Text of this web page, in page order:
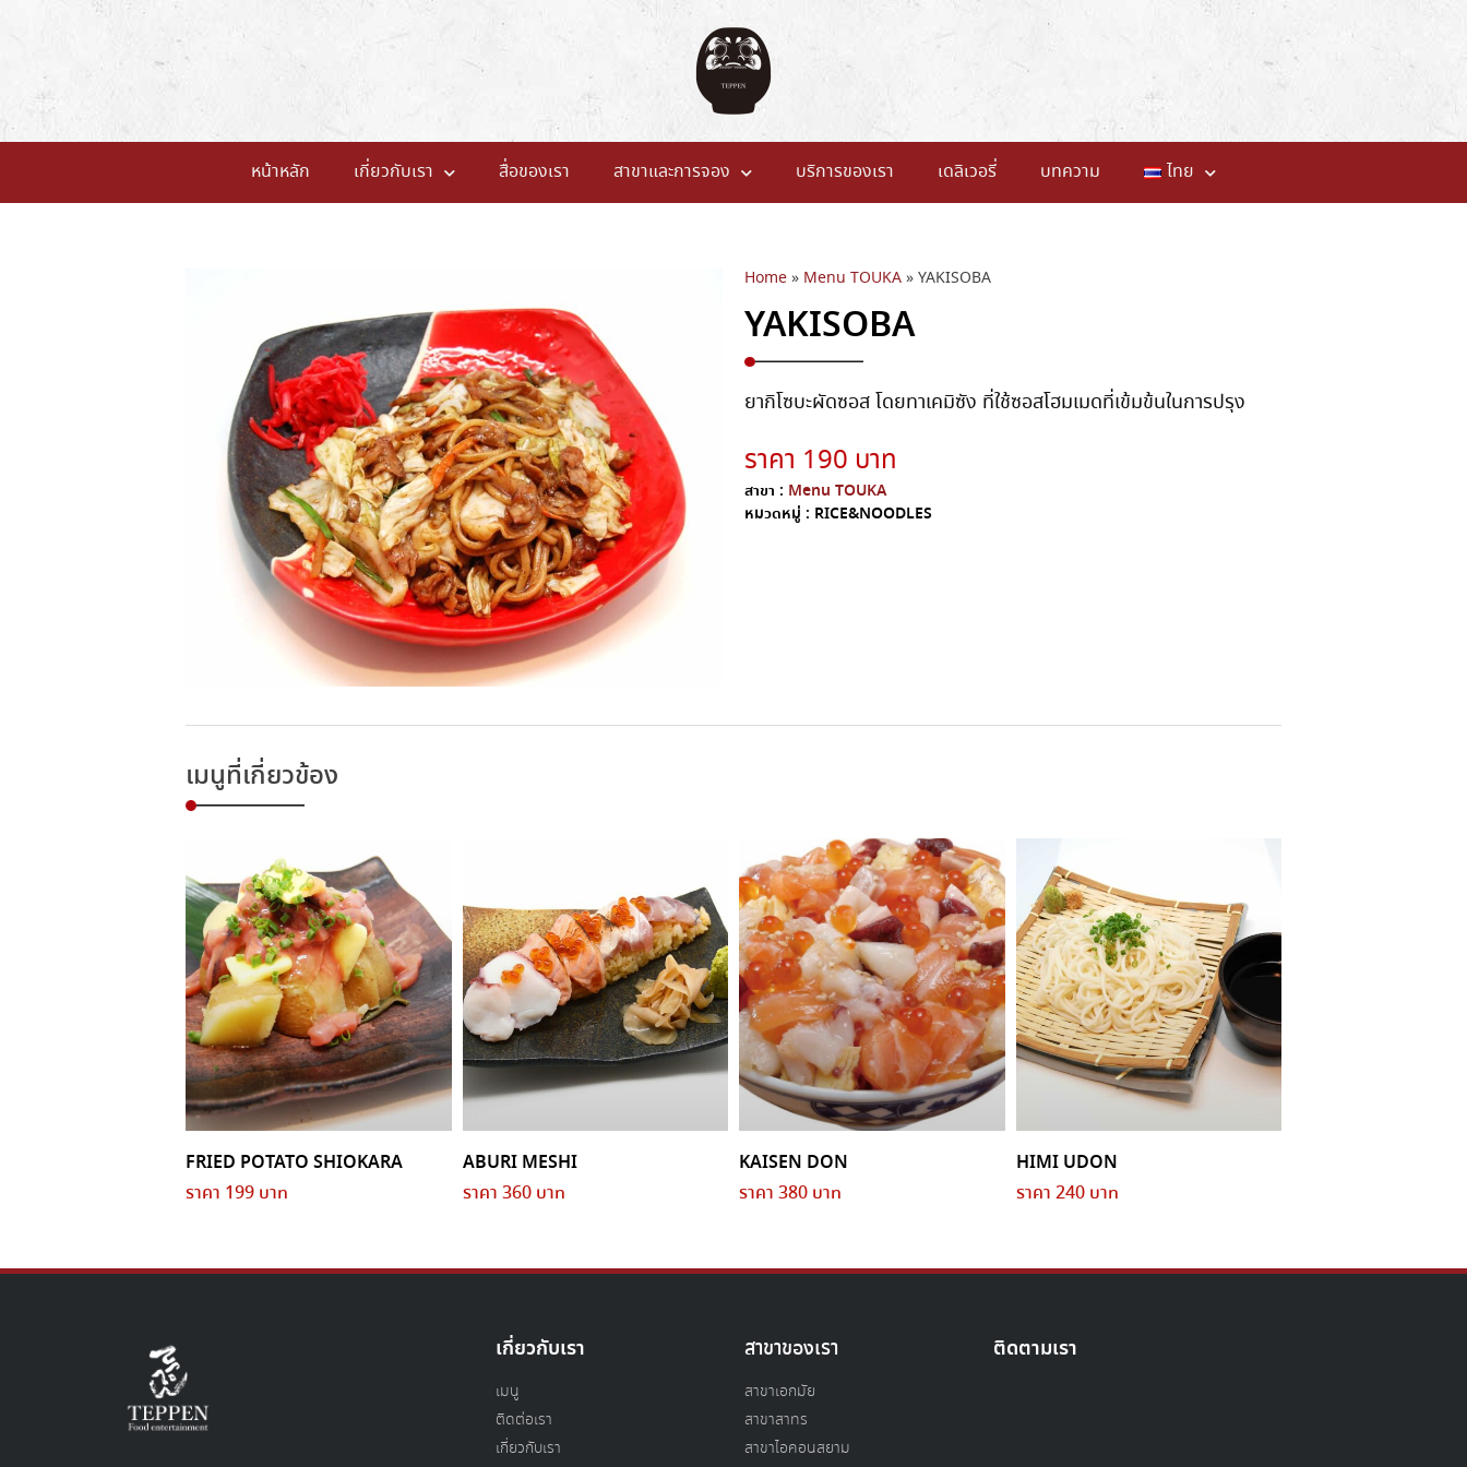
หน้าหลัก เกี่ยวกับเรา สื่อของเรา สาขาและการจอง บริการของเรา เดลิเวอรี่ บทความ ไทย
Home » Menu TOUKA » YAKISOBA
YAKISOBA
ยากิโซบะผัดซอส โดยทาเคมิซัง ที่ใช้ซอสโฮมเมดที่เข้มข้นในการปรุง
ราคา 190 บาท
สาขา : Menu TOUKA
หมวดหมู่ : RICE&NOODLES
เมนูที่เกี่ยวข้อง
FRIED POTATO SHIOKARA
ราคา 199 บาท
ABURI MESHI
ราคา 360 บาท
KAISEN DON
ราคา 380 บาท
HIMI UDON
ราคา 240 บาท
เกี่ยวกับเรา
เมนู
ติดต่อเรา
เกี่ยวกับเรา
สาขาของเรา
สาขาเอกมัย
สาขาสาทร
สาขาไอคอนสยาม
ติดตามเรา